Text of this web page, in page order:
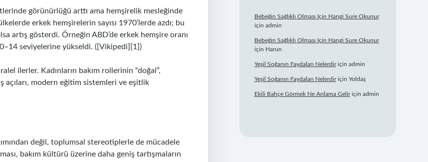
görünürlüğü arttı ama hemşirelik mesleğinde
erkek hemşirelerin sayısı 1970’lerde azdı; bu
artış gösterdi. Örneğin ABD’de erkek hemşire oranı
seviyelerine yükseldi. ([Vikipedi][1])
ilerler. Kadınların bakım rollerinin “doğal”,
açıları, modern eğitim sistemleri ve eşitlik
değil, toplumsal stereotiplerle de mücadele
bakım kültürü üzerine daha geniş tartışmaların
Bebeğin Sağlıklı Olması Için Hangi Sure Okunur
için admin
Bebeğin Sağlıklı Olması Için Hangi Sure Okunur
için Harun
Yeşil Soğanın Faydaları Nelerdiriçin admin
Yeşil Soğanın Faydaları Nelerdiriçin Yoldaş
Ekili Bahçe Görmek Ne Anlama Geliriçin admin